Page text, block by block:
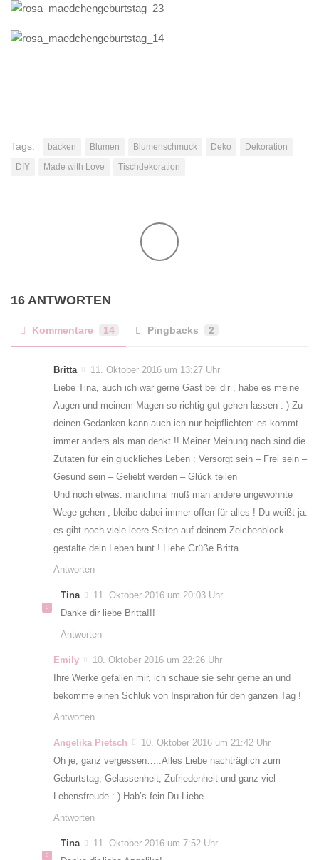
Tags: backen Blumen Blumenschmuck Deko
Dekoration
DIY
Made with Love Tischdekoration
16 ANTWORTEN
Kommentare 14 Pingbacks 2
Britta
11. Oktober 2016 um 13:27 Uhr
Liebe Tina, auch ich war gerne Gast bei dir , habe es meine
Augen und meinem Magen so richtig gut gehen lassen :-) Zu
deinen Gedanken kann auch ich nur beipflichten: es kommt
immer anders als man denkt !! Meiner Meinung nach sind die
Zutaten für ein glückliches Leben : Versorgt sein – Frei sein –
Gesund sein – Geliebt werden – Glück teilen
Und noch etwas: manchmal muß man andere ungewohnte
Wege gehen , bleibe dabei immer offen für alles ! Du weißt ja:
es gibt noch viele leere Seiten auf deinem Zeichenblock
gestalte dein Leben bunt ! Liebe Grüße Britta
Antworten
Tina
11. Oktober 2016 um 20:03 Uhr
Danke dir liebe Britta!!!
Antworten
Emily
10. Oktober 2016 um 22:26 Uhr
Ihre Werke gefallen mir, ich schaue sie sehr gerne an und
bekomme einen Schluk von Inspiration für den ganzen Tag !
Antworten
Angelika Pietsch
10. Oktober 2016 um 21:42 Uhr
Oh je, ganz vergessen…..Alles Liebe nachträglich zum
Geburtstag, Gelassenheit, Zufriedenheit und ganz viel
Lebensfreude :-) Hab’s fein Du Liebe
Antworten
Tina
11. Oktober 2016 um 7:52 Uhr